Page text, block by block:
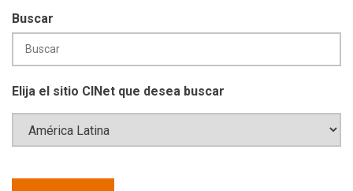
Buscar
Elija el sitio CINet que desea buscar